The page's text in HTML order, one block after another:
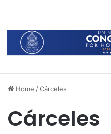
Home /Cárceles
Cárceles